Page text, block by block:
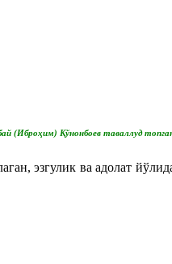
(Иброҳим) Қўнонбоев таваллуд
эзгулик ва адолат